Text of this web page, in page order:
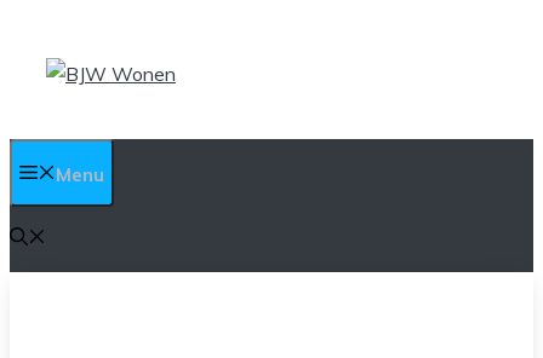
naar
Menu